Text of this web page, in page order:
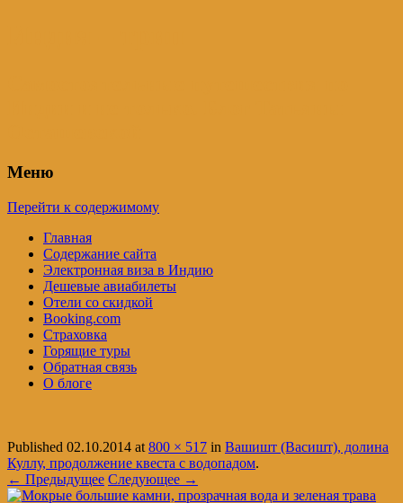
Меню
Перейти к содержимому
Главная
Содержание сайта
Электронная виза в Индию
Дешевые авиабилеты
Отели со скидкой
Booking.com
Страховка
Горящие туры
Обратная связь
О блоге
Published 02.10.2014 at800 × 517 in Вашишт (Васишт), долина
Куллу, продолжение квеста с водопадом.
← Предыдущее Следующее →